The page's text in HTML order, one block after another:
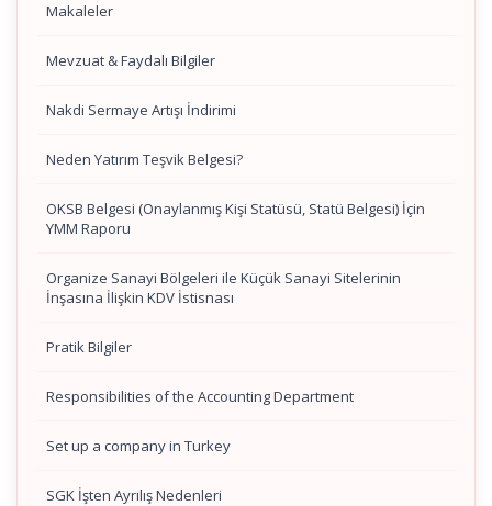
Makaleler
Mevzuat & Faydalı Bilgiler
Nakdi Sermaye Artışı İndirimi
Neden Yatırım Teşvik Belgesi?
OKSB Belgesi (Onaylanmış Kişi Statüsü, Statü Belgesi) İçin
YMM Raporu
Organize Sanayi Bölgeleri ile Küçük Sanayi Sitelerinin
İnşasına İlişkin KDV İstisnası
Pratik Bilgiler
Responsibilities of the Accounting Department
Set up a company in Turkey
SGK İşten Ayrılış Nedenleri